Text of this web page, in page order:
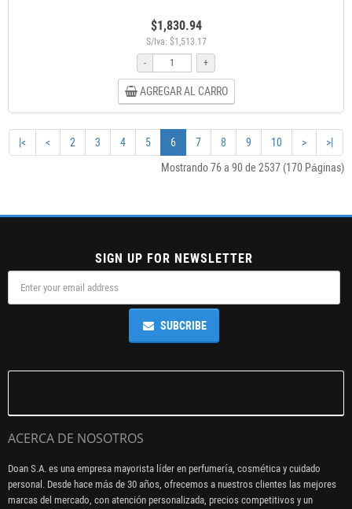
$1,830.94
S/Iva: $1,513.17
-
+
AGREGAR AL CARRO
|< < 2 3 4 5 6 7 8 9 10 >
>|
Mostrando 76 a 90 de 2537 (170 Páginas)
SIGN UP FOR NEWSLETTER
SUBCRIBE
ACERCA DE NOSOTROS
Doan S.A. es una empresa mayorista líder en perfumería, cosmética y cuidado
personal. Desde hace más de 30 años, ofrecemos a nuestros clientes las mejores
marcas del mercado, con atención personalizada, precios competitivos y un